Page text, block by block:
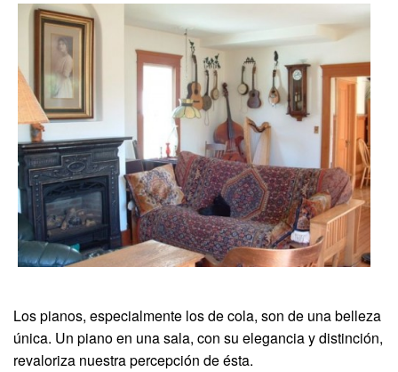
Los pianos, especialmente los de cola, son de una belleza
única. Un piano en una sala, con su elegancia y distinción,
revaloriza nuestra percepción de ésta.